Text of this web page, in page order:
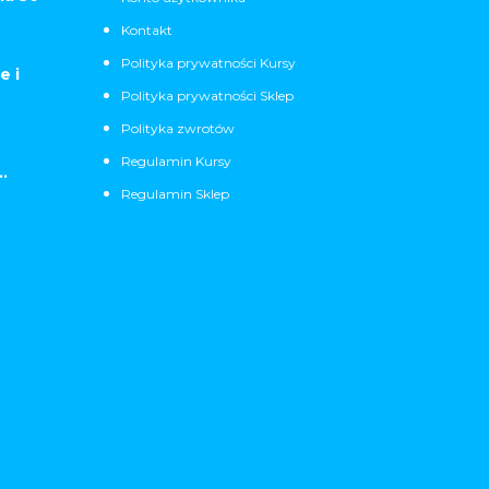
i
Kontakt
Polityka prywatności Kursy
Polityka prywatności Sklep
Polityka zwrotów
Regulamin Kursy
Regulamin Sklep